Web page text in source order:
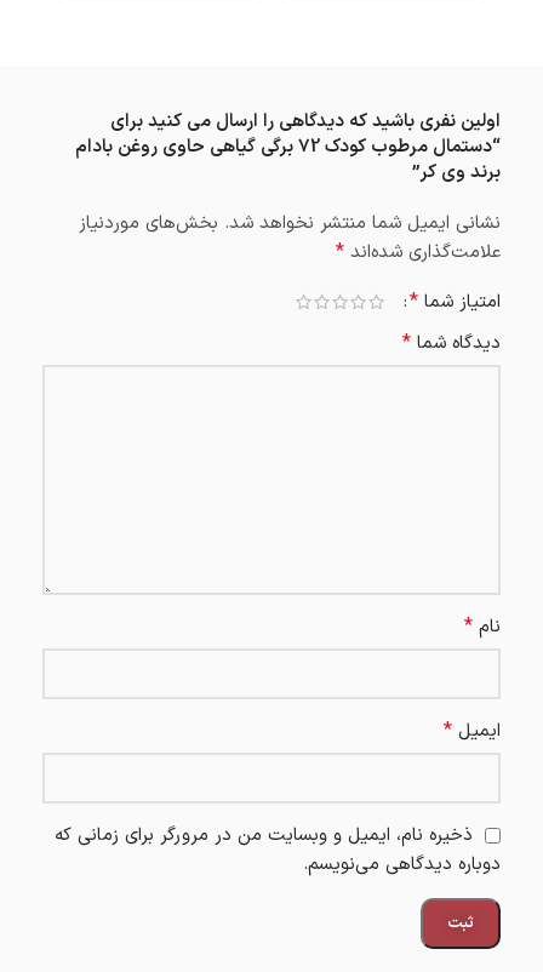
اولین نفری باشید که دیدگاهی را ارسال می کنید برای
“دستمال مرطوب کودک 72 برگی گیاهی حاوی روغن بادام
برند وی کر”
نشانی ایمیل شما منتشر نخواهد شد. بخش‌های موردنیاز
علامت‌گذاری شده‌اند *
امتیاز شما *
دیدگاه شما *
نام *
ایمیل *
ذخیره نام، ایمیل و وبسایت من در مرورگر برای زمانی که
دوباره دیدگاهی می‌نویسم.